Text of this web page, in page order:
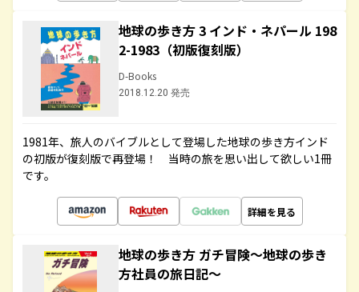
地球の歩き方 3 インド・ネパール 198
2-1983（初版復刻版）
D-Books
2018.12.20 発売
1981年、旅人のバイブルとして登場した地球の歩き方インド
の初版が復刻版で再登場！ 当時の旅を思い出して欲しい1冊
です。
詳細を見る
地球の歩き方 ガチ冒険～地球の歩き
方社員の旅日記～